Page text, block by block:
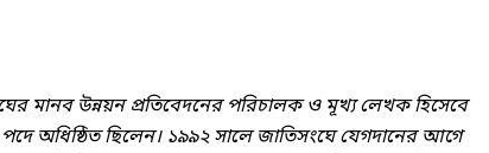
মানব উন্নয়ন প্রতিবেদনের পরিচালক ও মূখ্য লেখক হিসেবে
অধিষ্ঠিত ছিলেন। ১৯৯২ সালে জাতিসংঘে যেগদানের আগে